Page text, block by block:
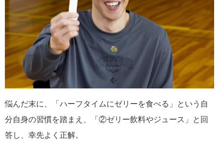
悩んだ末に、「ハーフタイムにゼリーを食べる」という自
分自身の習慣を踏まえ、「②ゼリー飲料やジュース」と回
答し、幸先よく正解。